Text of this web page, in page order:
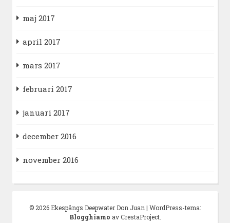
maj 2017
april 2017
mars 2017
februari 2017
januari 2017
december 2016
november 2016
© 2026 Ekespångs Deepwater Don Juan | WordPress-tema:
Blogghiamo av CrestaProject.